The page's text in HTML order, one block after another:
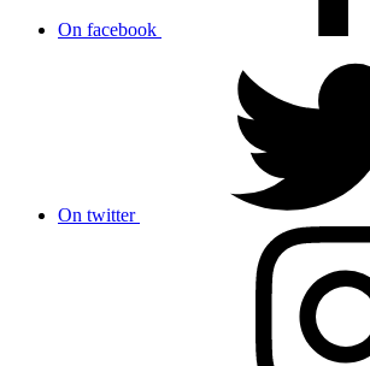
On facebook
On twitter